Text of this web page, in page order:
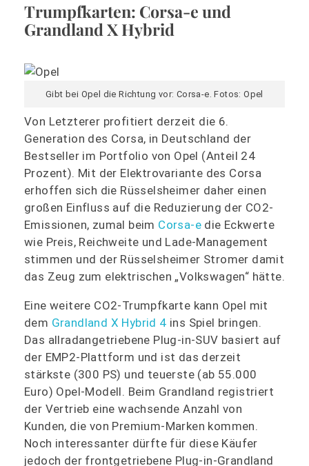
Trumpfkarten: Corsa-e und
Grandland X Hybrid
Gibt bei Opel die Richtung vor: Corsa-e. Fotos: Opel
Von Letzterer profitiert derzeit die 6.
Generation des Corsa, in Deutschland der
Bestseller im Portfolio von Opel (Anteil 24
Prozent). Mit der Elektrovariante des Corsa
erhoffen sich die Rüsselsheimer daher einen
großen Einfluss auf die Reduzierung der CO2-
Emissionen, zumal beim Corsa-e die Eckwerte
wie Preis, Reichweite und Lade-Management
stimmen und der Rüsselsheimer Stromer damit
das Zeug zum elektrischen „Volkswagen“ hätte.
Eine weitere CO2-Trumpfkarte kann Opel mit
dem Grandland X Hybrid 4 ins Spiel bringen.
Das allradangetriebene Plug-in-SUV basiert auf
der EMP2-Plattform und ist das derzeit
stärkste (300 PS) und teuerste (ab 55.000
Euro) Opel-Modell. Beim Grandland registriert
der Vertrieb eine wachsende Anzahl von
Kunden, die von Premium-Marken kommen.
Noch interessanter dürfte für diese Käufer
jedoch der frontgetriebene Plug-in-Grandland